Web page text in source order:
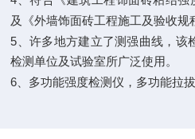
及《外墙饰面砖工程施工及验收规
5 、许多地方建立了测强曲线，
检测单位及试验室所广泛使用。
6 、多功能强度检测仪，多功能拉拔